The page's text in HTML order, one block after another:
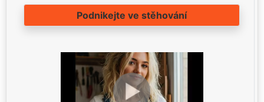
Podnikejte ve stěhování